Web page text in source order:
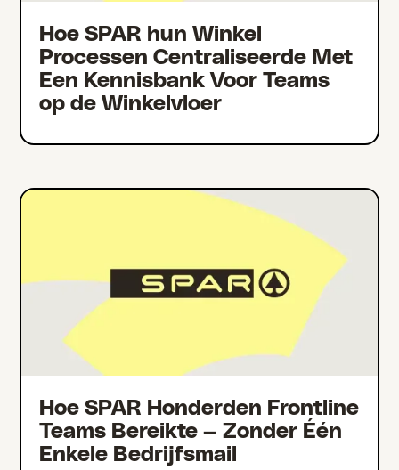
Hoe SPAR hun Winkel
Processen Centraliseerde Met
Een Kennisbank Voor Teams
op de Winkelvloer
Hoe SPAR Honderden Frontline
Teams Bereikte — Zonder Één
Enkele Bedrijfsmail